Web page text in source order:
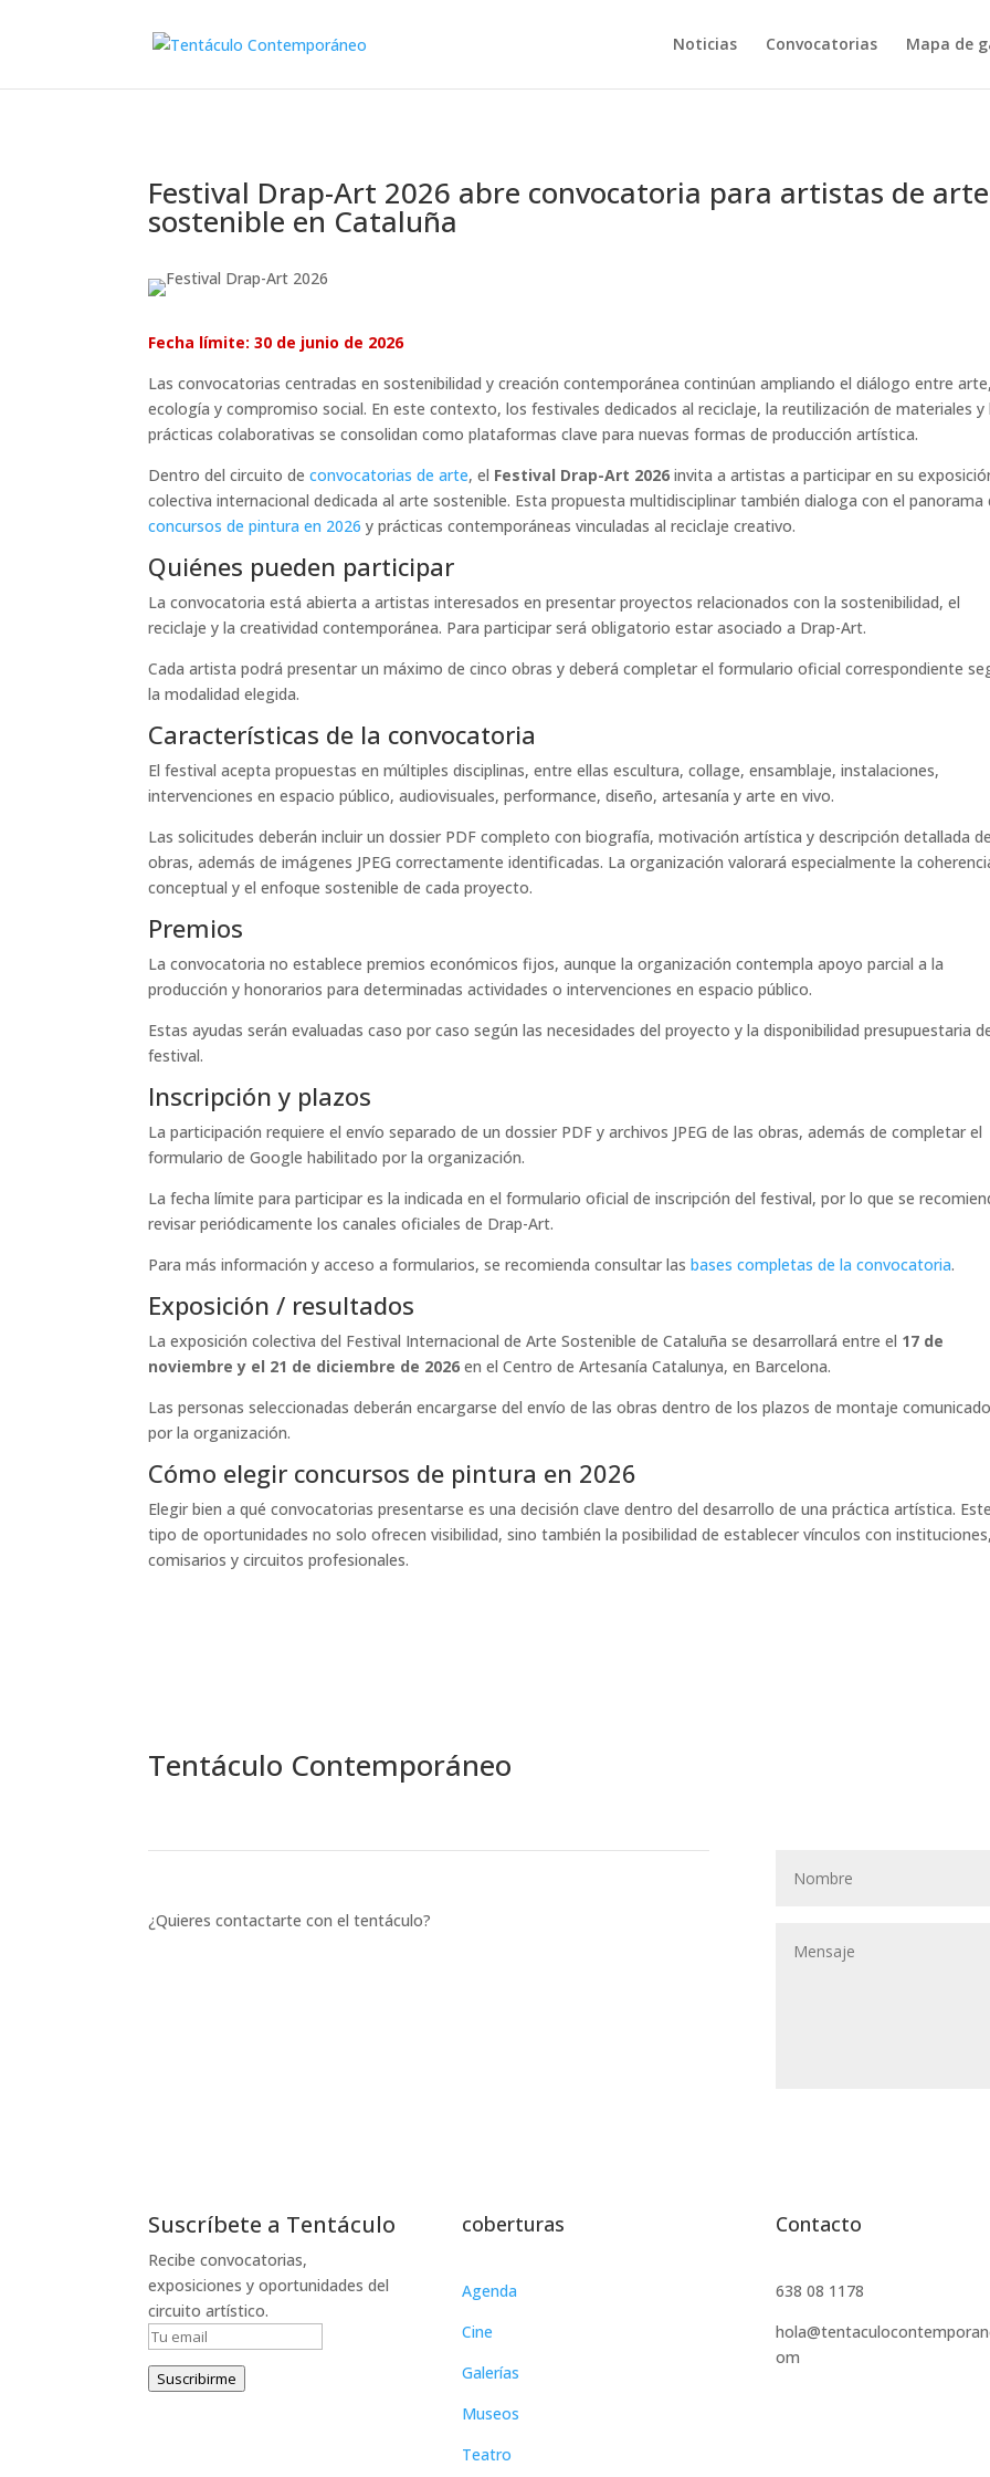
Noticias Convocatorias Mapa de
Festival Drap-Art 2026 abre convocatoria para artistas de arte
sostenible en Cataluña
Fecha límite: 30 de junio de 2026
Las convocatorias centradas en sostenibilidad y creación contemporánea continúan ampliando el diálogo entre
ecología y compromiso social. En este contexto, los festivales dedicados al reciclaje, la reutilización de materiales y
prácticas colaborativas se consolidan como plataformas clave para nuevas formas de producción artística.
Dentro del circuito deconvocatorias de arte, el Festival Drap-Art 2026 invita a artistas a participar en su
colectiva internacional dedicada al arte sostenible. Esta propuesta multidisciplinar también dialoga con el panorama
concursos de pintura en 2026 y prácticas contemporáneas vinculadas al reciclaje creativo.
Quiénes pueden participar
La convocatoria está abierta a artistas interesados en presentar proyectos relacionados con la sostenibilidad, el
reciclaje y la creatividad contemporánea. Para participar será obligatorio estar asociado a Drap-Art.
Cada artista podrá presentar un máximo de cinco obras y deberá completar el formulario oficial correspondiente
la modalidad elegida.
Características de la convocatoria
El festival acepta propuestas en múltiples disciplinas, entre ellas escultura, collage, ensamblaje, instalaciones,
intervenciones en espacio público, audiovisuales, performance, diseño, artesanía y arte en vivo.
Las solicitudes deberán incluir un dossier PDF completo con biografía, motivación artística y descripción detallada
obras, además de imágenes JPEG correctamente identificadas. La organización valorará especialmente la
conceptual y el enfoque sostenible de cada proyecto.
Premios
La convocatoria no establece premios económicos fijos, aunque la organización contempla apoyo parcial a la
producción y honorarios para determinadas actividades o intervenciones en espacio público.
Estas ayudas serán evaluadas caso por caso según las necesidades del proyecto y la disponibilidad presupuestaria
festival.
Inscripción y plazos
La participación requiere el envío separado de un dossier PDF y archivos JPEG de las obras, además de completar el
formulario de Google habilitado por la organización.
La fecha límite para participar es la indicada en el formulario oficial de inscripción del festival, por lo que se
revisar periódicamente los canales oficiales de Drap-Art.
Para más información y acceso a formularios, se recomienda consultar lasbases completas de la convocatoria.
Exposición / resultados
La exposición colectiva del Festival Internacional de Arte Sostenible de Cataluña se desarrollará entre el 17 de
noviembre y el 21 de diciembre de 2026 en el Centro de Artesanía Catalunya, en Barcelona.
Las personas seleccionadas deberán encargarse del envío de las obras dentro de los plazos de montaje
por la organización.
Cómo elegir concursos de pintura en 2026
Elegir bien a qué convocatorias presentarse es una decisión clave dentro del desarrollo de una práctica artística.
tipo de oportunidades no solo ofrecen visibilidad, sino también la posibilidad de establecer vínculos con
comisarios y circuitos profesionales.
Tentáculo Contemporáneo
¿Quieres contactarte con el tentáculo?
Suscríbete a Tentáculo
Recibe convocatorias,
exposiciones y oportunidades del
circuito artístico.
Suscribirme
coberturas
Agenda
Cine
Galerías
Museos
Teatro
Contacto
638 08 1178
om